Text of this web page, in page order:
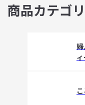
商品カテゴリ